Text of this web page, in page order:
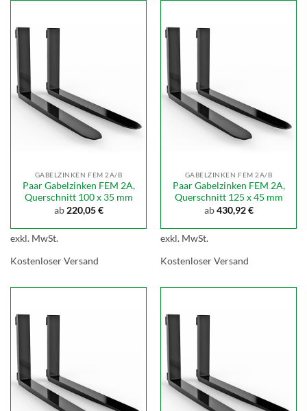
GABELZINKEN FEM 2A/B
Paar Gabelzinken FEM 2A,
Querschnitt 100 x 35 mm
ab 220,05€
exkl. MwSt.
Kostenloser Versand
GABELZINKEN FEM 2A/B
Paar Gabelzinken FEM 2A,
Querschnitt 125 x 45 mm
ab430,92€
exkl. MwSt.
Kostenloser Versand